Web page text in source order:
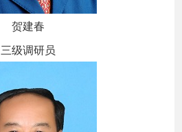
贺建春
三级调研员